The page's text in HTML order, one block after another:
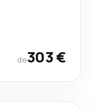
de303 €